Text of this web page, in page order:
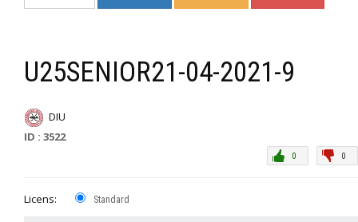
U25SENIOR21-04-2021-9
DIU
ID : 3522
0
0
Licens: Standard